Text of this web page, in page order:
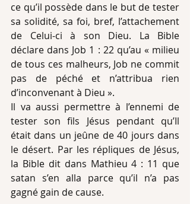
ce qu’il possède dans le but de tester
sa solidité, sa foi, bref, l’attachement
de Celui-ci à son Dieu. La Bible
déclare dans Job 1 : 22 qu’au « milieu
de tous ces malheurs, Job ne commit
pas de péché et n’attribua rien
d’inconvenant à Dieu ».
Il va aussi permettre à l’ennemi de
tester son fils Jésus pendant qu’Il
était dans un jeûne de 40 jours dans
le désert. Par les répliques de Jésus,
la Bible dit dans Mathieu 4 : 11 que
satan s’en alla parce qu’il n’a pas
gagné gain de cause.